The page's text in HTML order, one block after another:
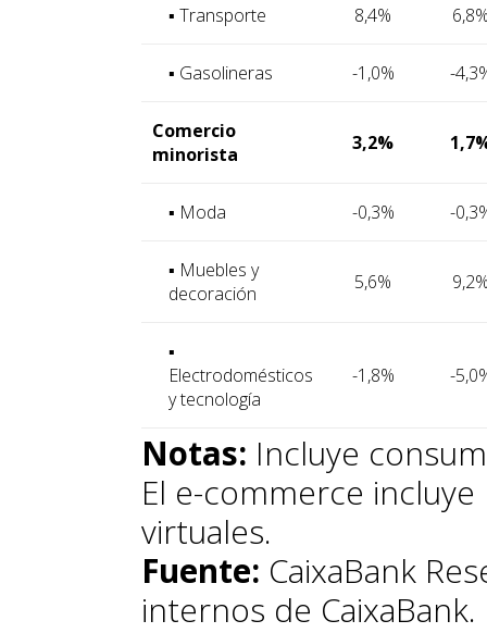
▪ Transporte 8,4%
▪ Gasolineras -1,0% -
Comercio
minorista
3,2%
▪ Moda -0,3% -
▪ Muebles y
decoración
5,6%
▪
Electrodomésticos
y tecnología
-1,8% -
Notas: Incluye
El e-commerce incluye
virtuales.
Fuente: CaixaBank
internos de CaixaBank.